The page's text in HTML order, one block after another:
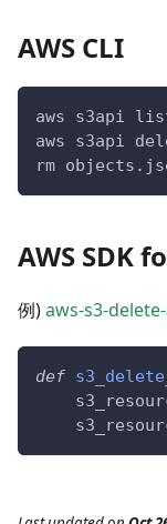
AWS CLI
aws s3api
aws s3api
rm
AWS SDK
例)aws-s3-
def